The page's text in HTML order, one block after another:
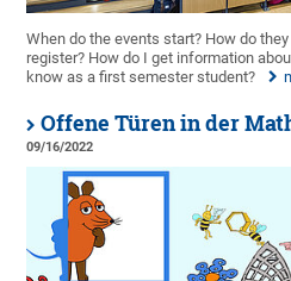
When do the events start? How do
register? How do I get information
know as a first semester student?
Offene Türen in der
09/16/2022